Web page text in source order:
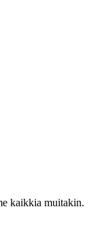
kaikkia muitakin.